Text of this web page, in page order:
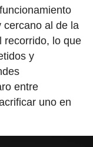
cercano al de la
recorrido, lo que
y
entre
uno en